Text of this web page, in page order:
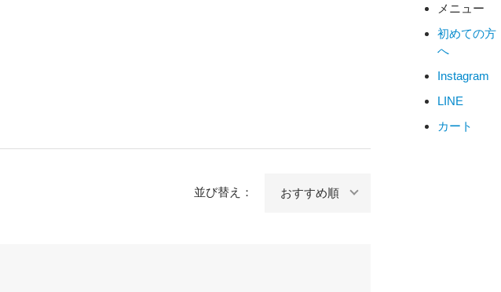
並び替え：
メニュー
初めての方
へ
Instagram
LINE
カート